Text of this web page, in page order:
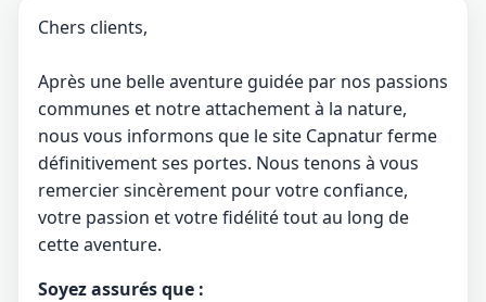
Chers clients,
Après une belle aventure guidée par nos passions
communes et notre attachement à la nature,
nous vous informons que le site Capnatur ferme
définitivement ses portes. Nous tenons à vous
remercier sincèrement pour votre confiance,
votre passion et votre fidélité tout au long de
cette aventure.
Soyez assurés que :